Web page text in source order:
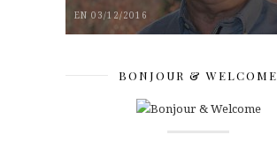
EN 03/12/2016
BONJOUR & WELCOME